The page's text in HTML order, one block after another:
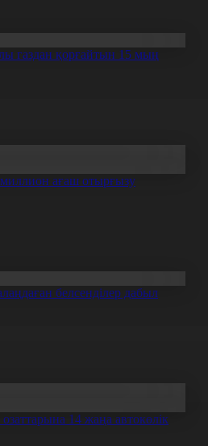
газдан қорғайтын 15 мың
ағаш отырғызу
белсенділер дабыл
14 жаңа автокөлік